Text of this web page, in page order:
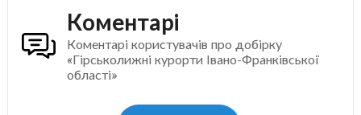
Коментарі
Коментарі користувачів про добірку
«Гірськолижні курорти Івано-Франківської
області»